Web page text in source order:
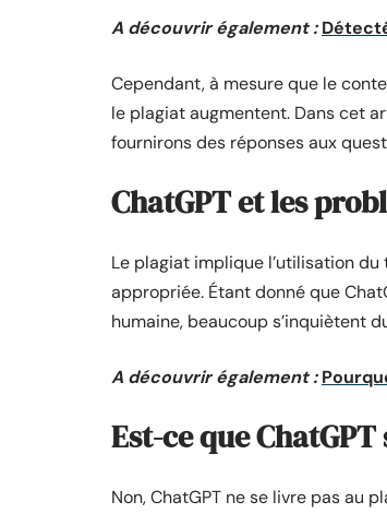
A découvrir également :
Cependant, à mesure que le
le plagiat augmentent. Dans cet
fournirons des réponses aux
ChatGPT et les
Le plagiat implique l’utilisation
appropriée. Étant donné que
humaine, beaucoup s’inquiètent
A découvrir également :
Est-ce que
Non, ChatGPT ne se livre pas au